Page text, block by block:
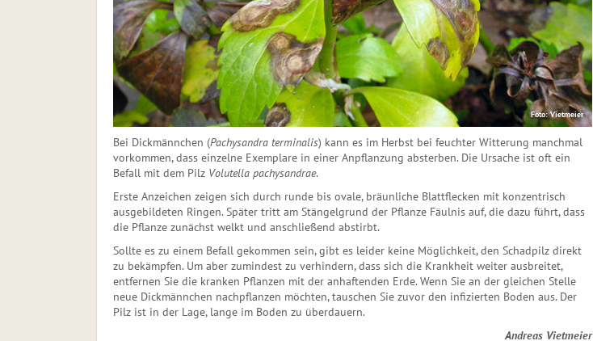
Foto: Vietmeier
Bei Dickmännchen (Pachysandra terminalis) kann es im Herbst bei feuchter Witterung manchmal
vorkommen, dass einzelne Exemplare in einer Anpflanzung absterben. Die Ursache ist oft ein
Befall mit dem Pilz Volutella pachysandrae.
Erste Anzeichen zeigen sich durch runde bis ovale, bräun­liche Blattflecken mit konzentrisch
ausgebildeten Ringen. Später tritt am Stängelgrund der Pflanze Fäulnis auf, die dazu führt, dass
die Pflanze zunächst welkt und anschließend abstirbt.
Sollte es zu einem Befall gekommen sein, gibt es leider keine Möglichkeit, den Schadpilz direkt
zu bekämpfen. Um aber zumindest zu verhindern, dass sich die Krankheit weiter ausbreitet,
entfernen Sie die kranken Pflanzen mit der anhaftenden Erde. Wenn Sie an der gleichen Stelle
neue Dickmännchen nachpflanzen möchten, tauschen Sie zuvor den infizierten Boden aus. Der
Pilz ist in der Lage, lange im Boden zu überdauern.
Andreas Vietmeier